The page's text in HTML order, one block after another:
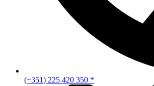
(+351) 225 420 350 *